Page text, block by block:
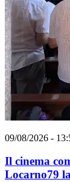
09/08/2026 -
Il cinema
Locarno79